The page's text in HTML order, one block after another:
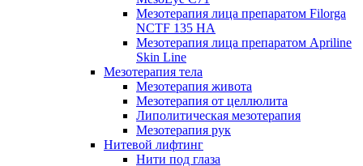
Мезотерапия лица препаратом Filorga
NCTF 135 HA
Мезотерапия лица препаратом Apriline
Skin Line
Мезотерапия тела
Мезотерапия живота
Мезотерапия от целлюлита
Липолитическая мезотерапия
Мезотерапия рук
Нитевой лифтинг
Нити под глаза